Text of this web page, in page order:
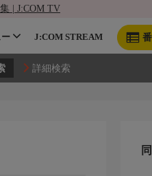
| J:COM TV
J:COM STREAM
詳細検索